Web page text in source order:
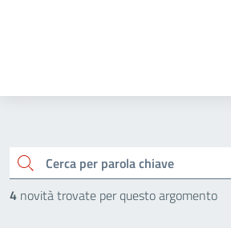
Cerca
4 novità trovate per questo argomento